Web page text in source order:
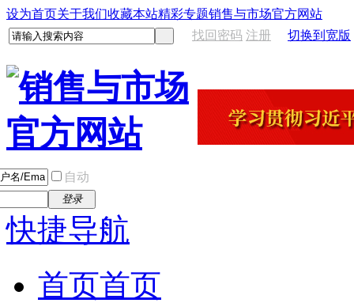
设为首页关于我们收藏本站精彩专题销售与市场官方网站
找回密码 注册 切换到宽版
自动
登录
快捷导航
首页首页